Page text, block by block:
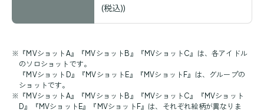
(税込))
※ 『MVショットA』『MVショットB』『MVショットC』は、各アイドル
のソロショットです。
『MVショットD』『MVショットE』『MVショットF』は、グループの
ショットです。
※ 『MVショットA』『MVショットB』『MVショットC』『MVショット
D』『MVショットE』『MVショットF』は、それぞれ絵柄が異なりま